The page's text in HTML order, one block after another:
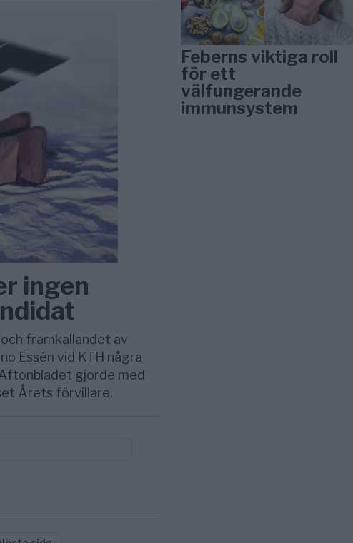
ingen
framkallandet av
Essén vid KTH några
gjorde med
Årets förvillare.
Feberns viktiga roll
för ett
välfungerande
immunsystem